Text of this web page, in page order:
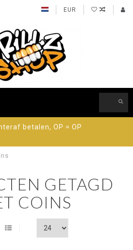
EUR
betalen, OP = OP
GETAGD
COINS